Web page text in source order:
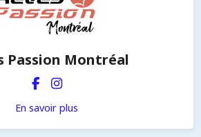
Passion Montréal
En savoir plus